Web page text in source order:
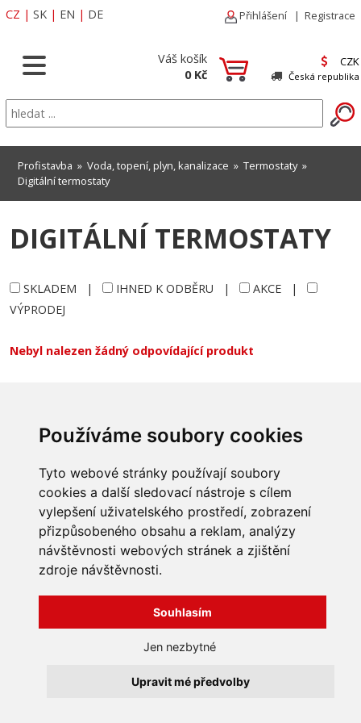
Používáme soubory cookies
Tyto webové stránky používají soubory
cookies a další sledovací nástroje s cílem
vylepšení uživatelského prostředí, zobrazení
přizpůsobeného obsahu a reklam, analýzy
návštěvnosti webových stránek a zjištění
zdroje návštěvnosti.
Souhlasím
Jen nezbytné
Upravit mé předvolby
CZ | SK | EN | DE Přihlášení | Registrace
Váš košík
0 Kč
CZK
Česká republika
Profistavba » Voda, topení, plyn, kanalizace » Termostaty»
Digitální termostaty
DIGITÁLNÍ TERMOSTATY
SKLADEM | IHNED K ODBĚRU | AKCE |
VÝPRODEJ
Nebyl nalezen žádný odpovídající produkt
INFORMACE
Zpracování a ochrana
osobních údajů
Jak nakupovat
O nás
Kontakt
Reklamace, odstoupení od
smlouvy
Všechna práva vyhrazena
Bravura s.r.o. © 2026
profesionální webové stránky: triangl web